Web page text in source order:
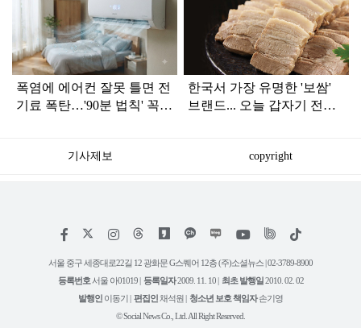
라
폭염에 에어컨 잘못 틀면 전
기료 폭탄…'90분 법칙' 꼭
한국서 가장 유명한 '보쌈'
브랜드... 오늘 갑자기 전해
기사제보 copyright
페
스
인
타
램
위
트
유
튜
틱
서울 중구 세종대로22길 12 광화문 G스퀘어 12층 (주)소셜뉴스 | 02-3789-8900
등록번호 서울 아01019 | 등록일자2009. 11. 10 | 최초 발행일2010. 02. 02
발행인 이동기 | 편집인채석원 | 청소년 보호 책임자손기영
© Social News Co., Ltd. All Right Reserved.